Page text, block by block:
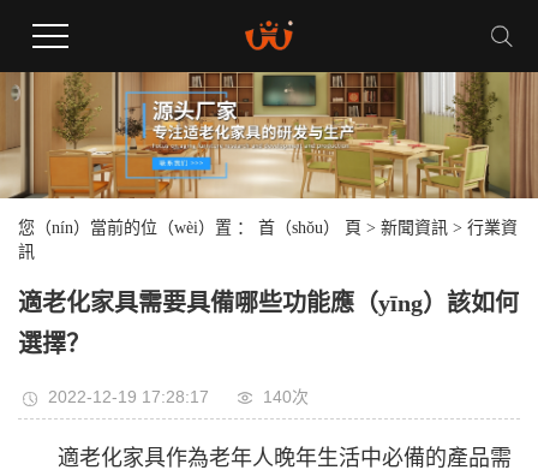
您（nín）當前的位（wèi）置 ： 首（shǒu） 頁 > 新聞資訊 > 行業資
訊
適老化家具需要具備哪些功能應（yīng）該如何
選擇？
2022-12-19 17:28:17 140次
適老化家具作為老年人晚年生活中必備的產品需